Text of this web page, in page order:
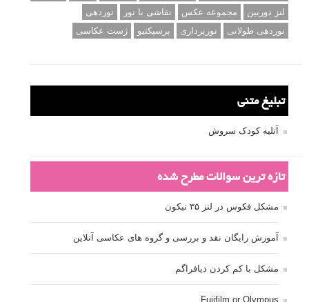
لنز دوربین
مجموعه عکس نقاشی با نور
نوردهی
نوردهی طولانی
نورپردازی پرسپکتیو ژست عکاسی
تبلیغ متنی
آتلیه کودک سروش
تازه ترین سوالات مطرح شده
مشکل فکوس در لنز ۳۵ نیکون
آموزش رایگان نقد و بررسی و گروه های عکاسی آنلاین
مشکل با کم کردن دیافراگم
Fujifilm or Olympus